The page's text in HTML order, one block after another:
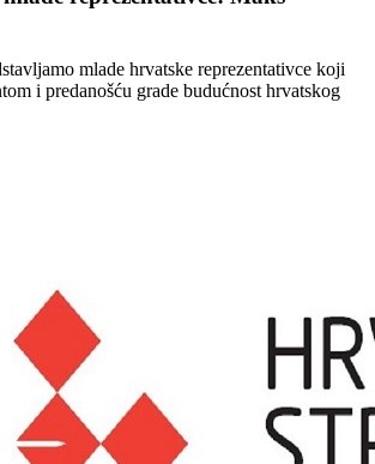
mlade hrvatske reprezentativce koji
i predanošću grade budućnost hrvatskog